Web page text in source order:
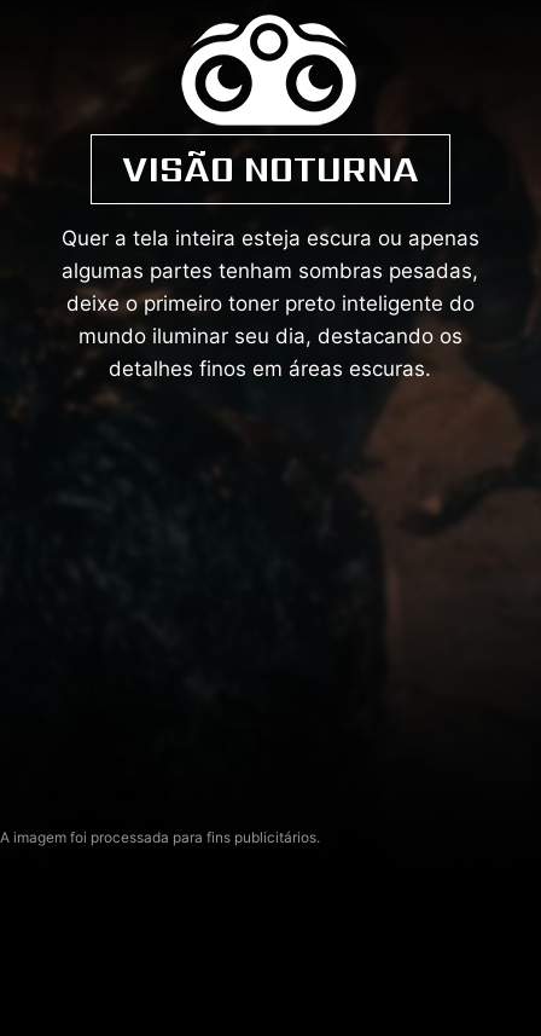
VISÃO NOTURNA
Quer a tela inteira esteja escura ou apenas
algumas partes tenham sombras pesadas,
deixe o primeiro toner preto inteligente do
mundo iluminar seu dia, destacando os
detalhes finos em áreas escuras.
A imagem foi processada para fins publicitários.